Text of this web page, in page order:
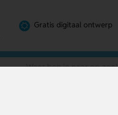
Gratis digitaal ontwerp